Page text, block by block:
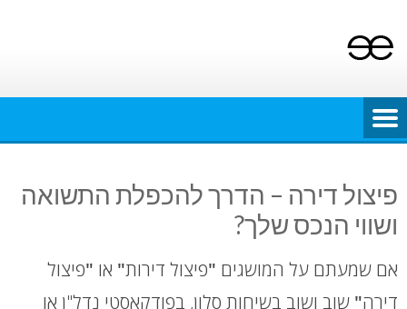
content
פיצול דירה – הדרך להכפלת התשואה
ושווי הנכס שלך?
אם שמעתם על המושגים "פיצול דירות" או "פיצול
דירה" שוב ושוב בשיחות סלון, בפודקאסטי נדל"ן או